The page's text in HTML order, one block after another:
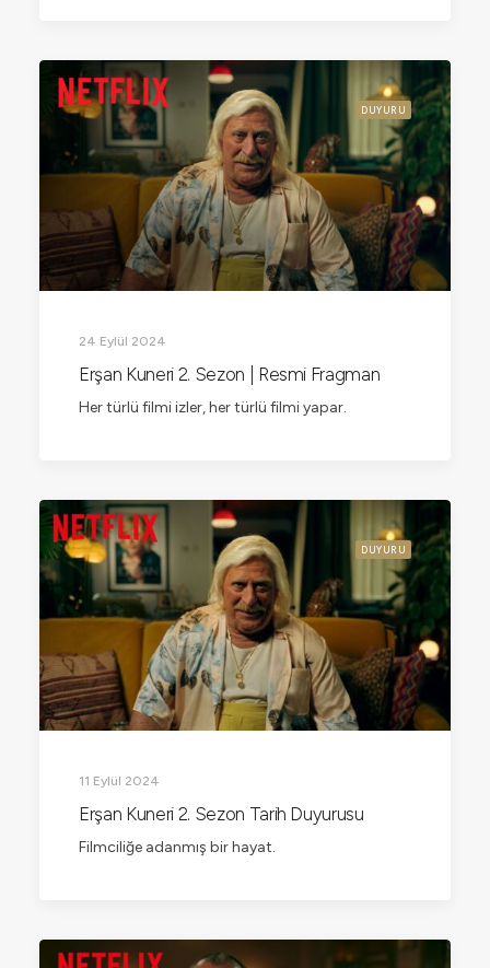
DUYURU
24 Eylül 2024
Erşan Kuneri 2. Sezon | Resmi Fragman
Her türlü filmi izler, her türlü filmi yapar.
DUYURU
11 Eylül 2024
Erşan Kuneri 2. Sezon Tarih Duyurusu
Filmciliğe adanmış bir hayat.